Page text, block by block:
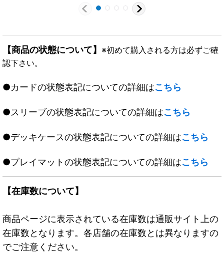
【商品の状態について】 ※初めて購入される方は必ずご確
認下さい。
●カードの状態表記についての詳細はこちら
●スリーブの状態表記についての詳細はこちら
●デッキケースの状態表記についての詳細はこちら
●プレイマットの状態表記についての詳細はこちら
【在庫数について】
商品ページに表示されている在庫数は通販サイト上の
在庫数となります。各店舗の在庫数とは異なりますの
でご注意ください。